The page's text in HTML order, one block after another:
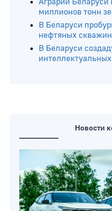
миллионов тонн
В Беларуси
нефтяных скважин
В Беларуси
Новости